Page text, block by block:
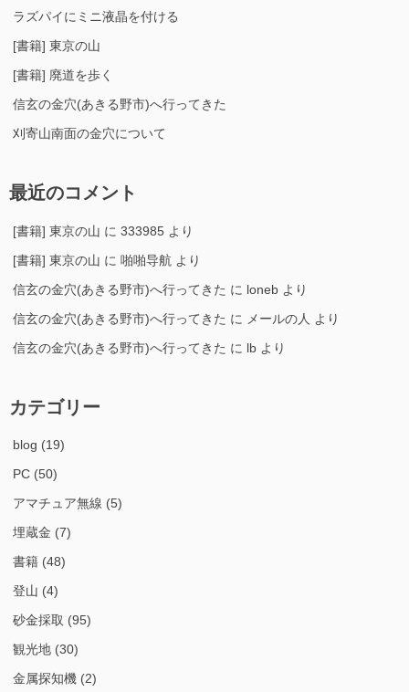
ラズパイにミニ液晶を付ける
[書籍] 東京の山
[書籍] 廃道を歩く
信玄の金穴(あきる野市)へ行ってきた
刈寄山南面の金穴について
最近のコメント
[書籍] 東京の山 に 333985 より
[書籍] 東京の山 に 啪啪导航 より
信玄の金穴(あきる野市)へ行ってきた に loneb より
信玄の金穴(あきる野市)へ行ってきた に メールの人 より
信玄の金穴(あきる野市)へ行ってきた に lb より
カテゴリー
blog (19)
PC (50)
アマチュア無線 (5)
埋蔵金 (7)
書籍 (48)
登山 (4)
砂金採取 (95)
観光地 (30)
金属探知機 (2)